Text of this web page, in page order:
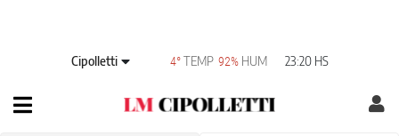
Cipolletti 4° TEMP 92% HUM 23:20 HS